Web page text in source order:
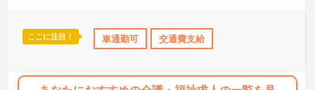
社会保険完備 交通費支給
ここに注目！ 車通勤可 交通費支給